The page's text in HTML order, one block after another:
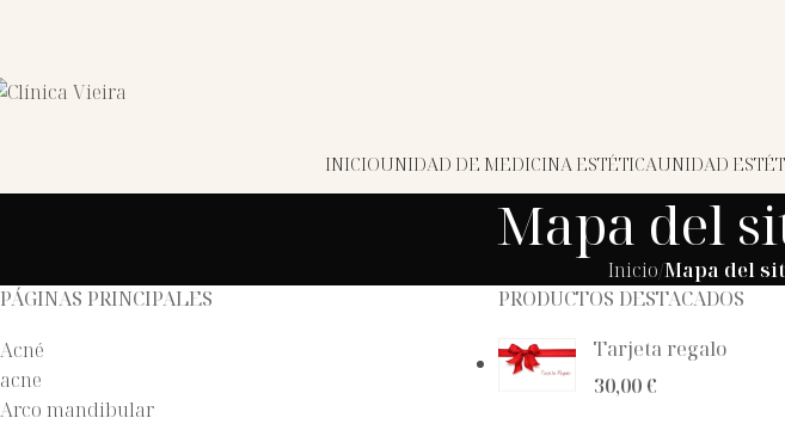
INICIOUNIDAD DE MEDICINA ESTÉTICAUNIDAD
Mapa del
Inicio Mapa del
PÁGINAS PRINCIPALES
Acné
acne
Arco mandibular
PRODUCTOS DESTACADOS
Tarjeta regalo
€